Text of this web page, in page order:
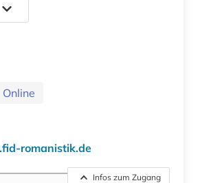
Online
romanistik.de
Infos zum Zugang